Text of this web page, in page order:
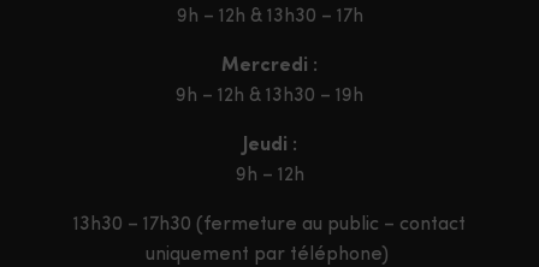
9h – 12h & 13h30 – 17h
Mercredi :
9h – 12h & 13h30 – 19h
Jeudi :
9h – 12h
13h30 – 17h30 (fermeture au public – contact
uniquement par téléphone)